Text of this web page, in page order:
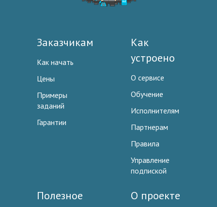
Заказчикам
Как начать
Цены
Примеры
заданий
Гарантии
Как
устроено
О сервисе
Обучение
Исполнителям
Партнерам
Правила
Управление
подпиской
Полезное О проекте